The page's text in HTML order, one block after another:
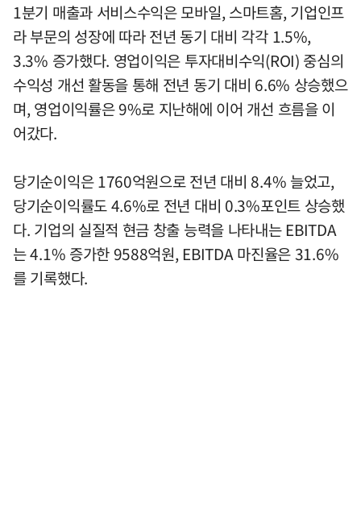
1분기 매출과 서비스수익은 모바일, 스마트홈, 기업인프
라 부문의 성장에 따라 전년 동기 대비 각각 1.5%,
3.3% 증가했다. 영업이익은 투자대비수익(ROI) 중심의
수익성 개선 활동을 통해 전년 동기 대비 6.6% 상승했으
며, 영업이익률은 9%로 지난해에 이어 개선 흐름을 이
어갔다.
당기순이익은 1760억원으로 전년 대비 8.4% 늘었고,
당기순이익률도 4.6%로 전년 대비 0.3%포인트 상승했
다. 기업의 실질적 현금 창출 능력을 나타내는 EBITDA
는 4.1% 증가한 9588억원, EBITDA 마진율은 31.6%
를 기록했다.